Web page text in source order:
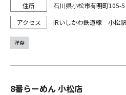
石川県小松市有明町105-5
IRいしかわ鉄道線 小松
洋食
8番らーめん 小松店